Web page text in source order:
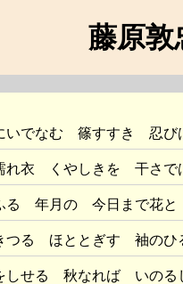
藤原敦
いでなむ 篠すすき 忍び
れ衣 くやしきを 干さで
る 年月の 今日まで花と
つる ほととぎす 袖のひ
しせる 秋なれば いのる